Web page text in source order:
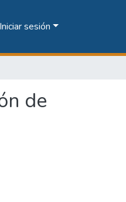
Iniciar sesión
de